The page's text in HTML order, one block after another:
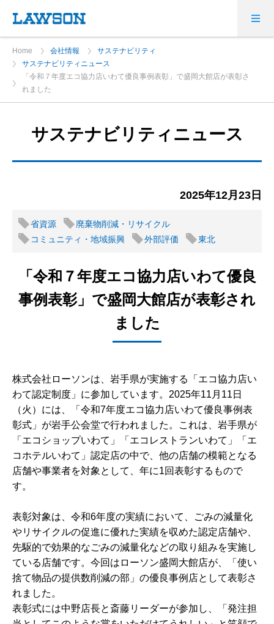
Home 会社情報
サステナビリティ
サステナビリティニュース
「令和７年度エコ協力店いわて優良事例表彰」で盛岡大館店が表彰さ
れました
サステナビリティニュース
2025年12月23日
省資源
廃棄物削減・リサイクル
コミュニティ・地域振興
外部評価 東北
「令和７年度エコ協力店いわて優良
事例表彰」で盛岡大館店が表彰され
ました
株式会社ローソンは、岩手県が実施する「エコ協力店い
わて認定制度」に参加しています。2025年11月11日
（火）には、「令和7年度エコ協力店いわて優良事例表
彰式」が岩手公会堂で行われました。これは、岩手県が
「エコショップいわて」「エコレストランいわて」「エ
コホテルいわて」認定店の中で、他の店舗の模範となる
店舗や事業者を対象として、年に1回表彰するもので
す。
表彰対象は、令和6年度の実績において、ごみの減量化
やリサイクルの促進に優れた実績を収めた認定店舗や、
先駆的で効果的なごみの減量化などの取り組みを実施し
ている店舗です。今回はローソン盛岡大館店が、「使い
捨て物品の提供数削減の部」の優良事例店として表彰さ
れました。
表彰式には中野店長と斎藤リーダーが参加し、「発注担